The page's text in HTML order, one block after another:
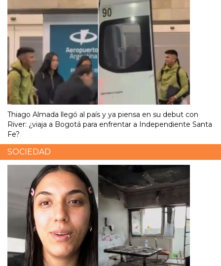
Thiago Almada llegó al país y ya piensa en su debut con
River: ¿viaja a Bogotá para enfrentar a Independiente Santa
Fe?
SOCIEDAD